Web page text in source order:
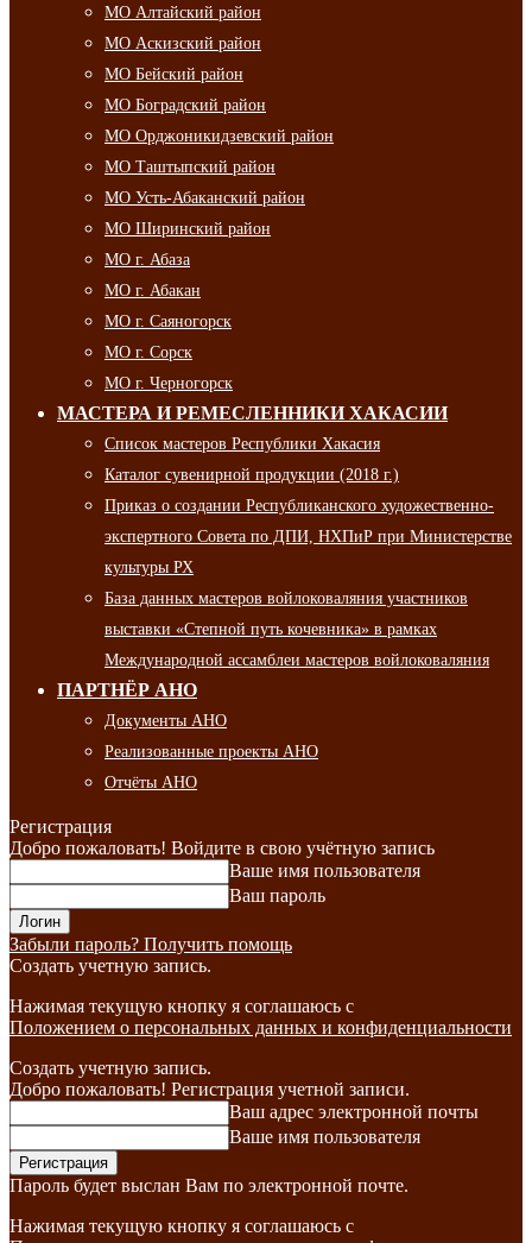
МО Алтайский район
МО Аскизский район
МО Бейский район
МО Боградский район
МО Орджоникидзевский район
МО Таштыпский район
МО Усть-Абаканский район
МО Ширинский район
МО г. Абаза
МО г. Абакан
МО г. Саяногорск
МО г. Сорск
МО г. Черногорск
МАСТЕРА И РЕМЕСЛЕННИКИ ХАКАСИИ
Список мастеров Республики Хакасия
Каталог сувенирной продукции (2018 г.)
Приказ о создании Республиканского художественно-
экспертного Совета по ДПИ, НХПиР при Министерстве
культуры РХ
База данных мастеров войлоковаляния участников
выставки «Степной путь кочевника» в рамках
Международной ассамблеи мастеров войлоковаляния
ПАРТНЁР АНО
Документы АНО
Реализованные проекты АНО
Отчёты АНО
Регистрация
Добро пожаловать! Войдите в свою учётную запись
Ваше имя пользователя
Ваш пароль
Забыли пароль? Получить помощь
Создать учетную запись.
Нажимая текущую кнопку я соглашаюсь с
Положением о персональных данных и конфиденциальности
Создать учетную запись.
Добро пожаловать! Регистрация учетной записи.
Ваш адрес электронной почты
Ваше имя пользователя
Пароль будет выслан Вам по электронной почте.
Нажимая текущую кнопку я соглашаюсь с